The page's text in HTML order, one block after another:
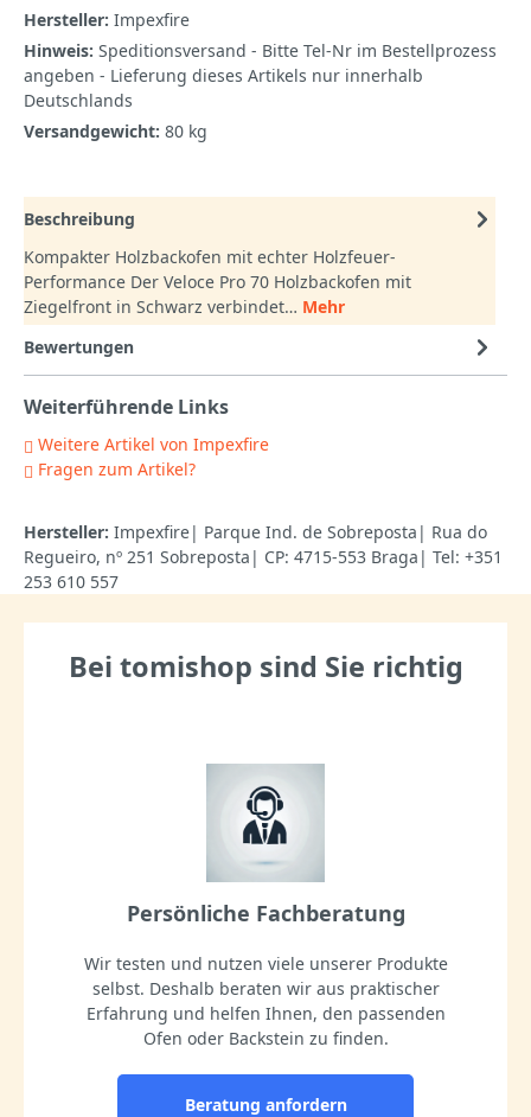
Hersteller: Impexfire
Hinweis: Speditionsversand - Bitte Tel-Nr im Bestellprozess
angeben - Lieferung dieses Artikels nur innerhalb
Deutschlands
Versandgewicht: 80 kg
Beschreibung
Kompakter Holzbackofen mit echter Holzfeuer-
Performance Der Veloce Pro 70 Holzbackofen mit
Ziegelfront in Schwarz verbindet… Mehr
Bewertungen
Weiterführende Links
Weitere Artikel von Impexfire
Fragen zum Artikel?
Hersteller: Impexfire| Parque Ind. de Sobreposta| Rua do
Regueiro, nº 251 Sobreposta| CP: 4715-553 Braga| Tel: +351
253 610 557
Bei tomishop sind Sie richtig
Persönliche Fachberatung
Wir testen und nutzen viele unserer Produkte
selbst. Deshalb beraten wir aus praktischer
Erfahrung und helfen Ihnen, den passenden
Ofen oder Backstein zu finden.
Beratung anfordern